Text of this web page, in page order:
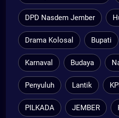
DPD Nasdem Jember
Drama Kolosal Bupati
Karnaval Budaya
Penyuluh Lantik
PILKADA JEMBER